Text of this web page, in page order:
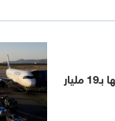
كندا تسجل أكبر طلبية طائرات في تاريخها بـ19 مليار